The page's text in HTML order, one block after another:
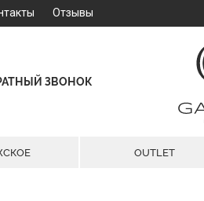
Отзывы
ЗВОНОК
OUTLET